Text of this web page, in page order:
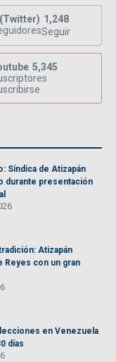
1,248
Seguir
5,345
Síndica de Atizapán
durante presentación
Atizapán
Reyes con un gran
en Venezuela
días